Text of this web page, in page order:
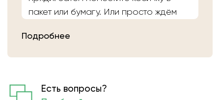
пакет или бумагу. Или просто ждём
мастера выполнят срез волос и
Подробнее
Есть вопросы?